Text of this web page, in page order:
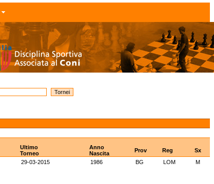
Ultimo
Torneo
Anno
Nascita
Prov Reg
Sx
29-03-2015 1986 BG LOM
M